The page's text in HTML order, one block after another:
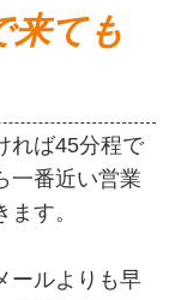
来ても
れば45分程で
一番近い営業
す。
ールよりも早